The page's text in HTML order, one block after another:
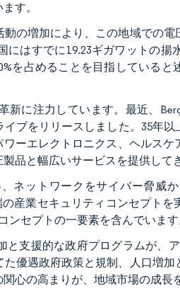
す。
の増加により、この地域での
はすでに19.23ギガワットの揚
を占めることを目指している
新に注力しています。最近、
ブをリリースしました。35年
ーエレクトロニクス、ヘルス
品と幅広いサービスを提供して
ネットワークをサイバー脅威
産業セキュリティコンセプト
ンセプトの一要素を含んでいます
支援的な政府プログラムが、
優遇政府政策と規制、人口増
心の高まりが、地域市場の成長